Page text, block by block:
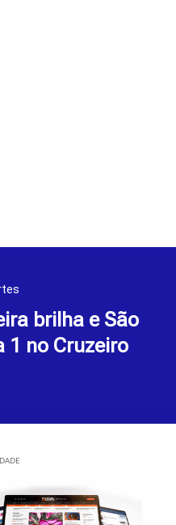
brilha e São
1 no Cruzeiro